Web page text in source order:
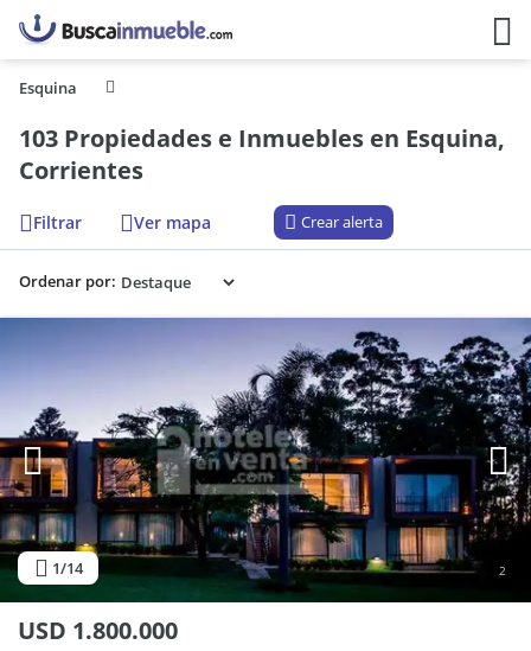
Esquina
103 Propiedades e Inmuebles en Esquina,
Corrientes
Filtrar Ver mapa Crear alerta
Ordenar por:
1/14 2
USD 1.800.000